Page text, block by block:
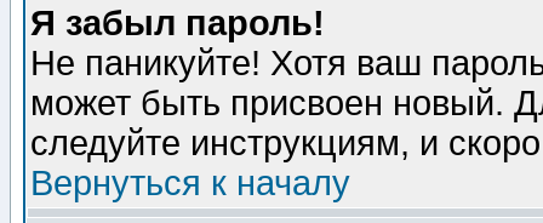
Я забыл пароль!
Не паникуйте! Хотя ваш
может быть присвоен новый.
следуйте инструкциям, и
Вернуться к началу